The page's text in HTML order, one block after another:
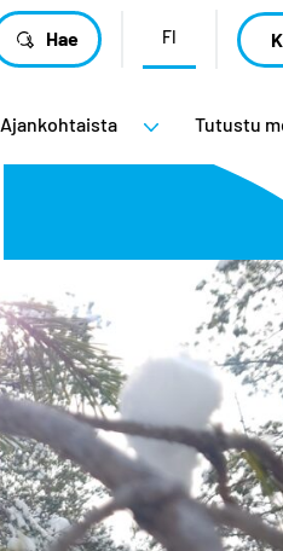
Hae FI
Ajankohtaista Tutustu